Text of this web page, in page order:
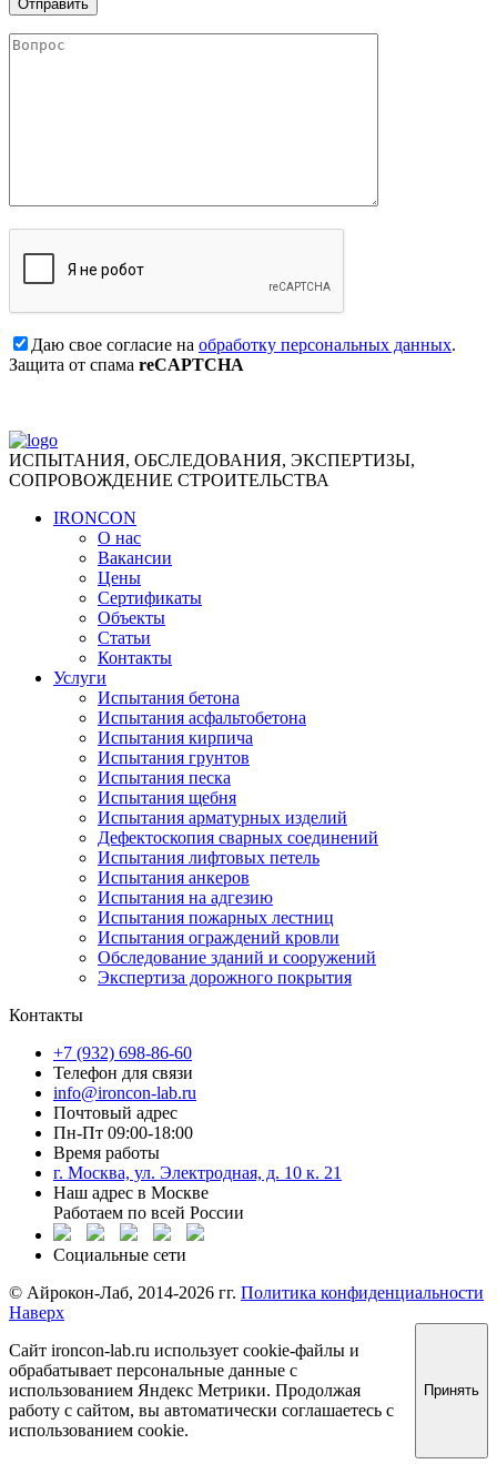
Даю свое согласие на обработку персональных данных.
Защита от спама reCAPTCHA
ИСПЫТАНИЯ, ОБСЛЕДОВАНИЯ, ЭКСПЕРТИЗЫ,
СОПРОВОЖДЕНИЕ СТРОИТЕЛЬСТВА
IRONCON
О нас
Вакансии
Цены
Сертификаты
Объекты
Статьи
Контакты
Услуги
Испытания бетона
Испытания асфальтобетона
Испытания кирпича
Испытания грунтов
Испытания песка
Испытания щебня
Испытания арматурных изделий
Дефектоскопия сварных соединений
Испытания лифтовых петель
Испытания анкеров
Испытания на адгезию
Испытания пожарных лестниц
Испытания ограждений кровли
Обследование зданий и сооружений
Экспертиза дорожного покрытия
Контакты
+7 (932) 698-86-60
Телефон для связи
info@ironcon-lab.ru
Почтовый адрес
Пн-Пт 09:00-18:00
Время работы
г. Москва, ул. Электродная, д. 10 к. 21
Наш адрес в Москве
Работаем по всей России
Социальные сети
©️ Айрокон-Лаб, 2014-2026 гг. Политика конфиденциальности
Наверх
Сайт ironcon-lab.ru использует cookie-файлы и
обрабатывает персональные данные с
использованием Яндекс Метрики. Продолжая
работу с сайтом, вы автоматически соглашаетесь с
использованием cookie.
Принять